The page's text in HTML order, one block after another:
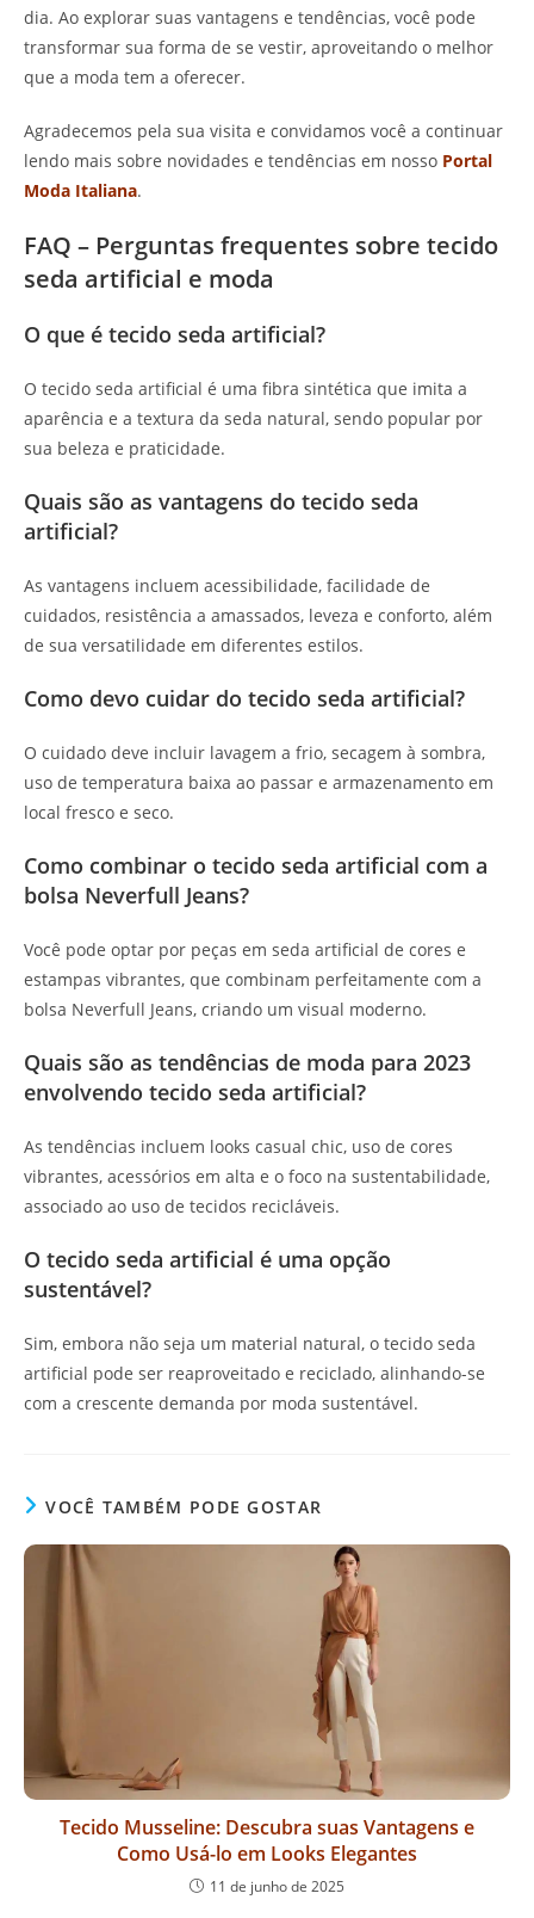
dia. Ao explorar suas vantagens e tendências, você pode
transformar sua forma de se vestir, aproveitando o melhor
que a moda tem a oferecer.
Agradecemos pela sua visita e convidamos você a continuar
lendo mais sobre novidades e tendências em nosso Portal
Moda Italiana.
FAQ – Perguntas frequentes sobre tecido
seda artificial e moda
O que é tecido seda artificial?
O tecido seda artificial é uma fibra sintética que imita a
aparência e a textura da seda natural, sendo popular por
sua beleza e praticidade.
Quais são as vantagens do tecido seda
artificial?
As vantagens incluem acessibilidade, facilidade de
cuidados, resistência a amassados, leveza e conforto, além
de sua versatilidade em diferentes estilos.
Como devo cuidar do tecido seda artificial?
O cuidado deve incluir lavagem a frio, secagem à sombra,
uso de temperatura baixa ao passar e armazenamento em
local fresco e seco.
Como combinar o tecido seda artificial com a
bolsa Neverfull Jeans?
Você pode optar por peças em seda artificial de cores e
estampas vibrantes, que combinam perfeitamente com a
bolsa Neverfull Jeans, criando um visual moderno.
Quais são as tendências de moda para 2023
envolvendo tecido seda artificial?
As tendências incluem looks casual chic, uso de cores
vibrantes, acessórios em alta e o foco na sustentabilidade,
associado ao uso de tecidos recicláveis.
O tecido seda artificial é uma opção
sustentável?
Sim, embora não seja um material natural, o tecido seda
artificial pode ser reaproveitado e reciclado, alinhando-se
com a crescente demanda por moda sustentável.
VOCÊ TAMBÉM PODE GOSTAR
Tecido Musseline: Descubra suas Vantagens e
Como Usá-lo em Looks Elegantes
11 de junho de 2025